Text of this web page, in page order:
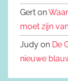
Gert on
moet zijn
Judy on De
nieuwe